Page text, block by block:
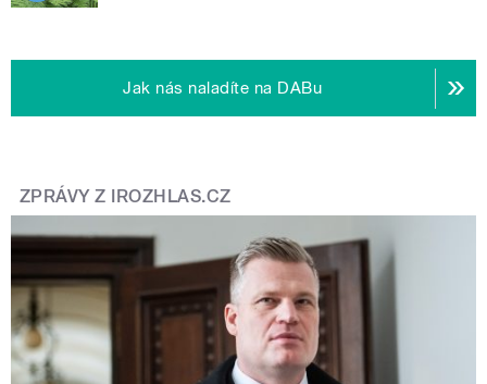
Jak nás naladíte na DABu
ZPRÁVY Z IROZHLAS.CZ